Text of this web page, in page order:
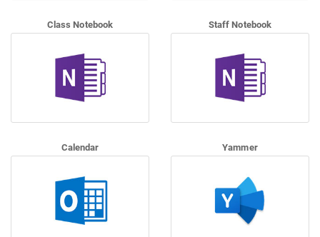
Class Notebook Staff Notebook
Calendar Yammer